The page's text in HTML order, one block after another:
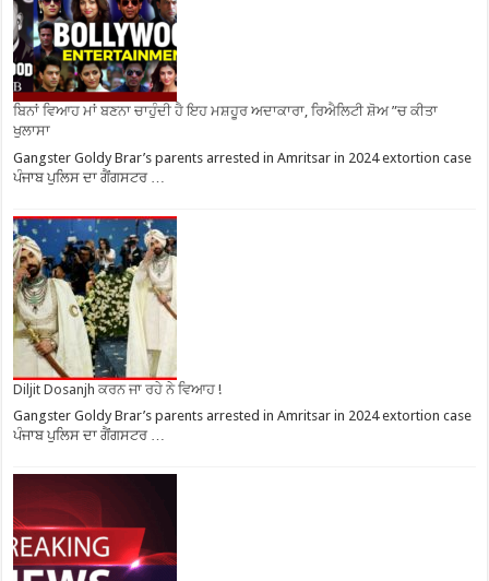
ਬਿਨਾਂ ਵਿਆਹ ਮਾਂ ਬਣਨਾ ਚਾਹੁੰਦੀ ਹੈ ਇਹ ਮਸ਼ਹੂਰ ਅਦਾਕਾਰਾ, ਰਿਐਲਿਟੀ ਸ਼ੋਅ ”ਚ ਕੀਤਾ
ਖੁਲਾਸਾ
Gangster Goldy Brar’s parents arrested in Amritsar in 2024 extortion case
ਪੰਜਾਬ ਪੁਲਿਸ ਦਾ ਗੈਂਗਸਟਰ …
Diljit Dosanjh ਕਰਨ ਜਾ ਰਹੇ ਨੇ ਵਿਆਹ !
Gangster Goldy Brar’s parents arrested in Amritsar in 2024 extortion case
ਪੰਜਾਬ ਪੁਲਿਸ ਦਾ ਗੈਂਗਸਟਰ …